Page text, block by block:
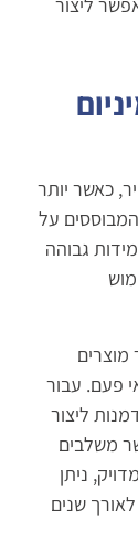
כאשר יותר
על
גבוהה
מוצרים
פעם. עבור
ליצור
משלבים
ניתן
שנים